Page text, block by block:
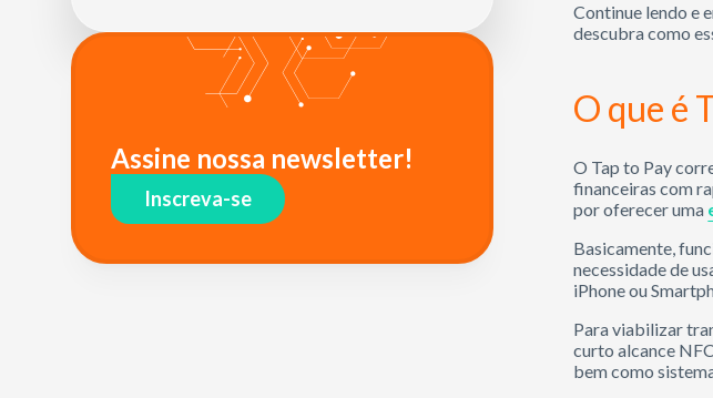
Assine nossa newsletter!
Inscreva-se
Continue lendo e
descubra como
O que é
O Tap to Pay
financeiras com
por oferecer uma
Basicamente,
necessidade de
iPhone ou
Para viabilizar
curto alcance
bem como